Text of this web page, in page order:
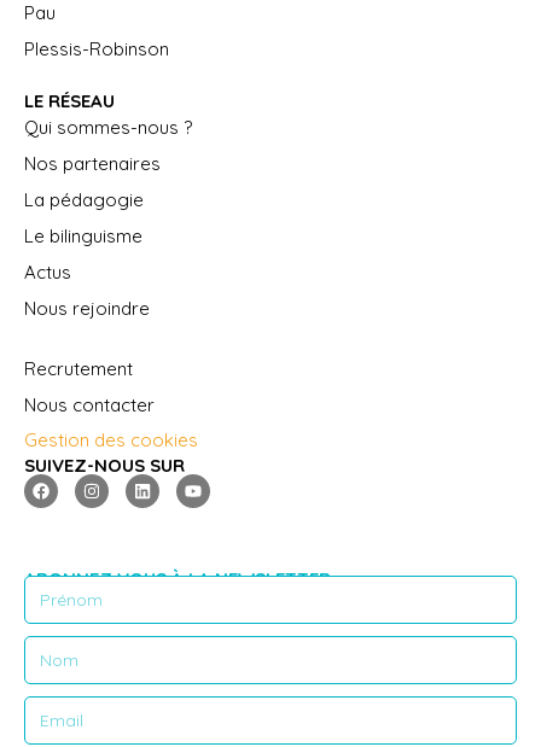
Pau
Plessis-Robinson
LE RÉSEAU
Qui sommes-nous ?
Nos partenaires
La pédagogie
Le bilinguisme
Actus
Nous rejoindre
Recrutement
Nous contacter
Gestion des cookies
SUIVEZ-NOUS SUR
ABONNEZ VOUS À LA NEWSLETTER